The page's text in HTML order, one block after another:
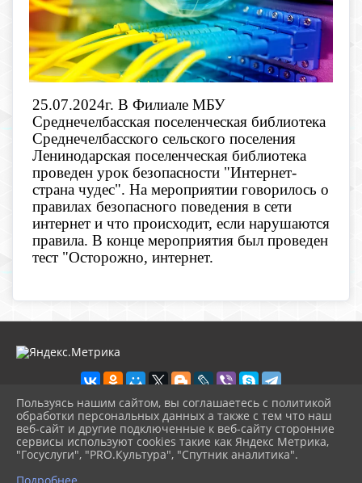
25.07.2024г. В Филиале МБУ
Среднечелбасская поселенческая библиотека
Среднечелбасского сельского поселения
Ленинодарская поселенческая библиотека
проведен урок безопасности "Интернет-
страна чудес". На мероприятии говорилось о
правилах безопасного поведения в сети
интернет и что происходит, если нарушаются
правила. В конце мероприятия был проведен
тест "Осторожно, интернет.
2026 г. bibl-sred.pavkult.ru
Вход
Карта сайта
Политика обработки персональных данных
Пользуясь нашим сайтом, вы соглашаетесь с политикой
обработки персональных данных а также с тем что наш
веб-сайт и другие подключенные к веб-сайту сторонние
сервисы используют cookies такие как Яндекс Метрика,
"Госуслуги", "PRO.Культура", "Спутник аналитика".